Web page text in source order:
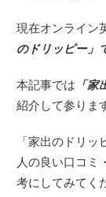
現在オンライン
のドリッピー」
本記事では 「
紹介して参りま
「家出のドリ
人の良い口コミ
考にしてみてく